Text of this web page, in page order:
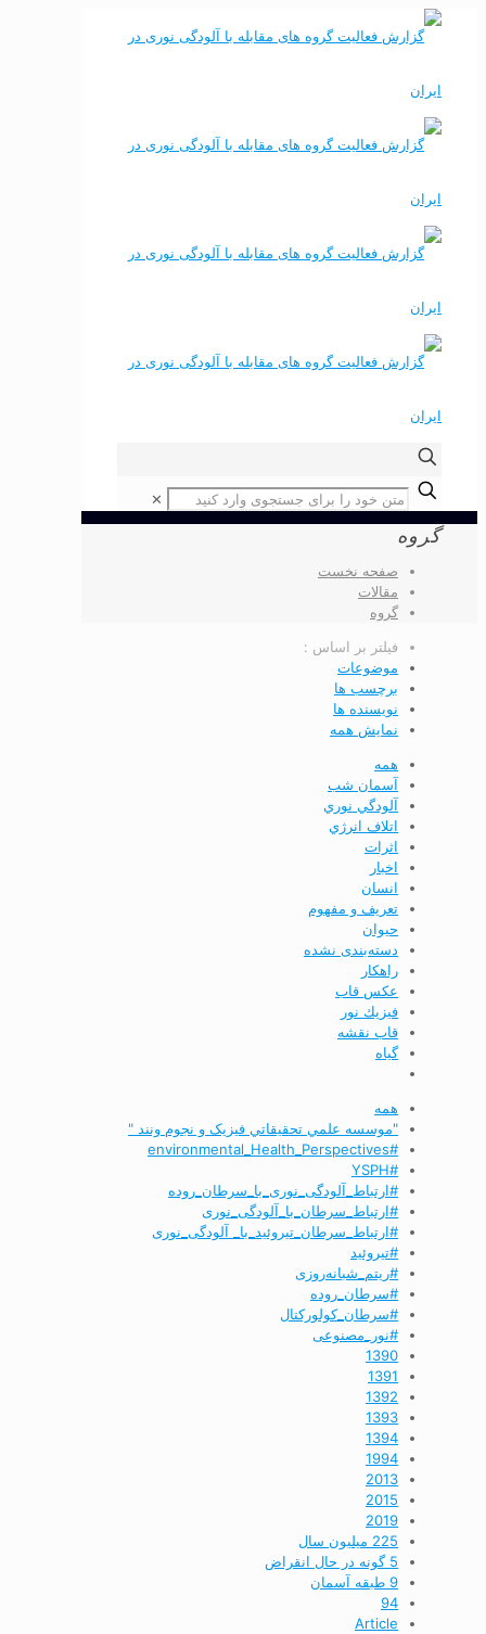
✕
گروه
صفحه نخست
مقالات
گروه
فیلتر بر اساس :
موضوعات
برچسب ها
نویسنده ها
نمایش همه
همه
آسمان شب
آلودگي نوري
اتلاف انرژي
اثرات
اخبار
انسان
تعريف و مفهوم
حیوان
دسته‌بندی نشده
راهکار
عکس قاب
فيزيك نور
قاب نقشه
گیاه
همه
"موسسه علمي تحقيقاتي فیزیک و نجوم ونند "
#environmental_Health_Perspectives
#YSPH
#ارتباط_آلودگی_نوری_با_سرطان_روده
#ارتباط_سرطان_با_آلودگی_نوری
#ارتباط_سرطان_تیروئید_با_ آلودگی_نوری
#تیروئید
#ریتم_شبانه‌روزی
#سرطان_روده
#سرطان_کولورکتال
#نور_مصنوعی
1390
1391
1392
1393
1394
1994
2013
2015
2019
225 میلیون سال
5 گونه در حال انقراض
9 طبقه آسمان
94
Article